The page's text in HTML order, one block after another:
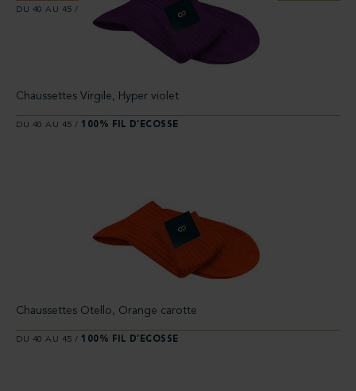
DU 40 AU 45 / 100% FIL D’ECOSSE
Chaussettes Virgile, Hyper violet
DU 40 AU 45 / 100% FIL D’ECOSSE
Chaussettes Otello, Orange carotte
DU 40 AU 45 / 100% FIL D’ECOSSE